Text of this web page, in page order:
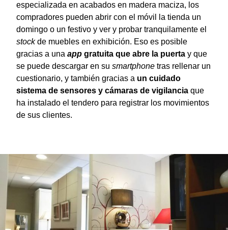
especializada en acabados en madera maciza, los
compradores pueden abrir con el móvil la tienda un
domingo o un festivo y ver y probar tranquilamente el
stockde muebles en exhibición. Eso es posible
gracias a una app gratuita que abre la puerta y que
se puede descargar en su smartphone tras rellenar un
cuestionario, y también gracias a un cuidado
sistema de sensores y cámaras de vigilancia que
ha instalado el tendero para registrar los movimientos
de sus clientes.